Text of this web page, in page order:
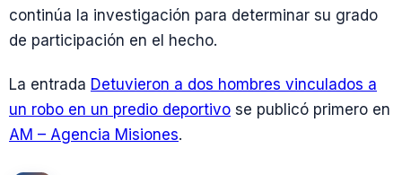
continúa la investigación para determinar su grado
de participación en el hecho.
La entrada Detuvieron a dos hombres vinculados a
un robo en un predio deportivo se publicó primero en
AM – Agencia Misiones.